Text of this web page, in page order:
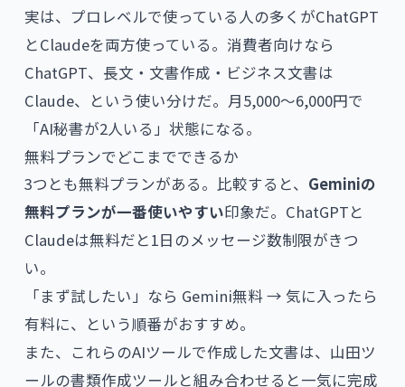
実は、プロレベルで使っている人の多くがChatGPT
とClaudeを両方使っている。消費者向けなら
ChatGPT、長文・文書作成・ビジネス文書は
Claude、という使い分けだ。月5,000〜6,000円で
「AI秘書が2人いる」状態になる。
無料プランでどこまでできるか
3つとも無料プランがある。比較すると、 Geminiの
無料プランが一番使いやすい印象だ。ChatGPTと
Claudeは無料だと1日のメッセージ数制限がきつ
い。
「まず試したい」なら Gemini無料 → 気に入ったら
有料に、という順番がおすすめ。
また、これらのAIツールで作成した文書は、 山田ツ
ールの書類作成ツールと組み合わせると一気に完成